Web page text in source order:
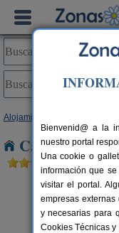
Alojamientos
Casas
Bienvenid@ a la
nuestro portal
Una cookie o
información que
visitar el portal.
empresas
y necesarias para
Cookies Técnicas